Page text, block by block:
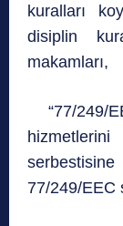
kuralları
disiplin
makamları,
“77/249/
77/249/EEC